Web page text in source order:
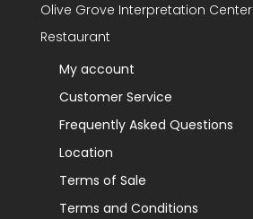
Olive Grove Interpretation Center
Restaurant
My account
Customer Service
Frequently Asked Questions
Location
Terms of Sale
Terms and Conditions